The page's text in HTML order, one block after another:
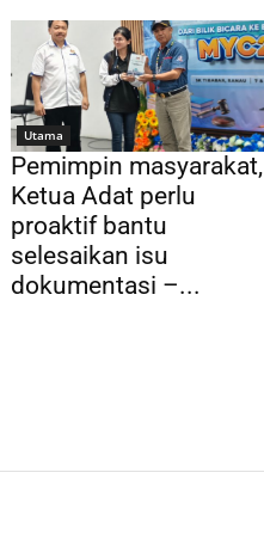
Utama
Pemimpin masyarakat,
Ketua Adat perlu
proaktif bantu
selesaikan isu
dokumentasi –...